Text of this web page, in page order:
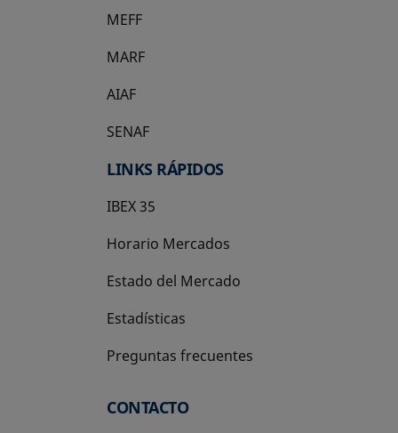
MEFF
se abre en una pestaña nueva
MARF
AIAF
SENAF
LINKS RÁPIDOS
IBEX 35
Horario Mercados
Estado del Mercado
Estadísticas
Preguntas frecuentes
CONTACTO